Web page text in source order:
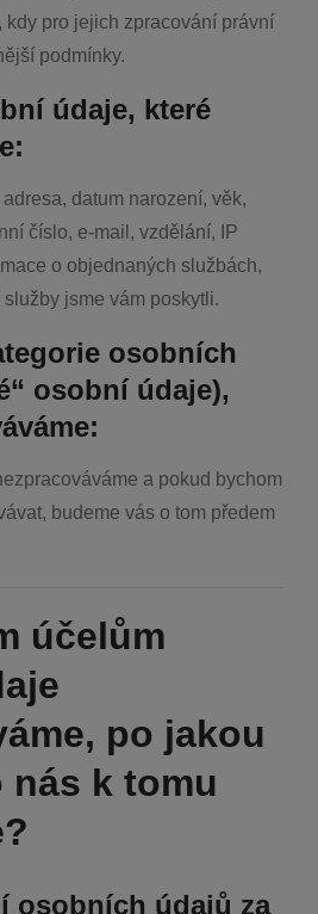
kdy pro jejich zpracování právní
podmínky.
údaje, které
datum narození, věk,
číslo, e-mail, vzdělání, IP
o objednaných službách,
jsme vám poskytli.
osobních
osobní údaje),
a pokud bychom
budeme vás o tom předem
účelům
po jakou
nás k tomu
osobních údajů za